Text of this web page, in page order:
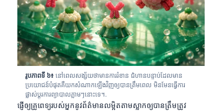
រូបភាពទី ៦៖ នៅពេលសង្ស័យថាមានការរំខាន ជំហានបន្ទាប់ដែលមាន
ប្រយោជន៍បំផុតគឺយកសំណាកឡើងវិញឲ្យបានត្រឹមពេល មិនមែនធ្វើការ
ផ្លាស់ប្តូរការព្យាបាលភ្លាមៗនោះទេ។.
ផ្ញើឲ្យគ្រូពេទ្យរបស់អ្នកនូវព័ត៌មានលម្អិតតាមស្លាកឲ្យបានត្រឹមត្រូវ
ئۇيغۇرچە
Кыргызча
Татар теле
Беларуская мова
Esperanto
Frysk
Ślōnskŏ gŏdka